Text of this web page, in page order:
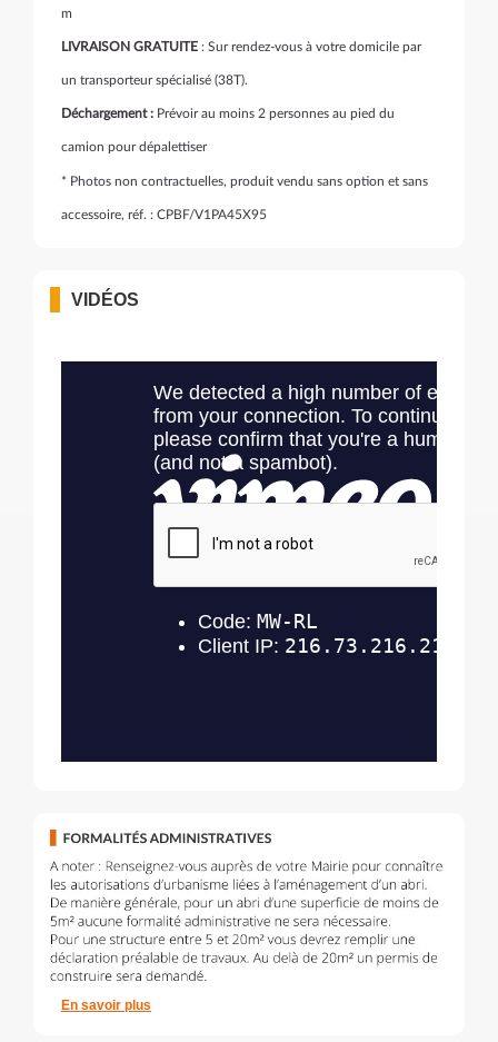
m
LIVRAISON GRATUITE : Sur rendez-vous à votre domicile par
un transporteur spécialisé (38T).
Déchargement : Prévoir au moins 2 personnes au pied du
camion pour dépalettiser
* Photos non contractuelles, produit vendu sans option et sans
accessoire, réf. : CPBF/V1PA45X95
VIDÉOS
En savoir plus